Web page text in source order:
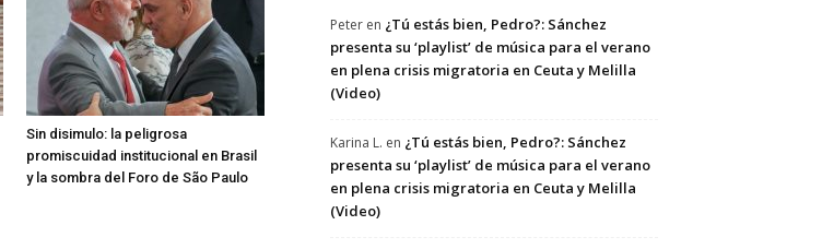
Sin disimulo: la peligrosa
promiscuidad institucional en Brasil
y la sombra del Foro de São Paulo
Peter en ¿Tú estás bien, Pedro?: Sánchez
presenta su ‘playlist’ de música para el verano
en plena crisis migratoria en Ceuta y Melilla
(Video)
Karina L. en ¿Tú estás bien, Pedro?: Sánchez
presenta su ‘playlist’ de música para el verano
en plena crisis migratoria en Ceuta y Melilla
(Video)